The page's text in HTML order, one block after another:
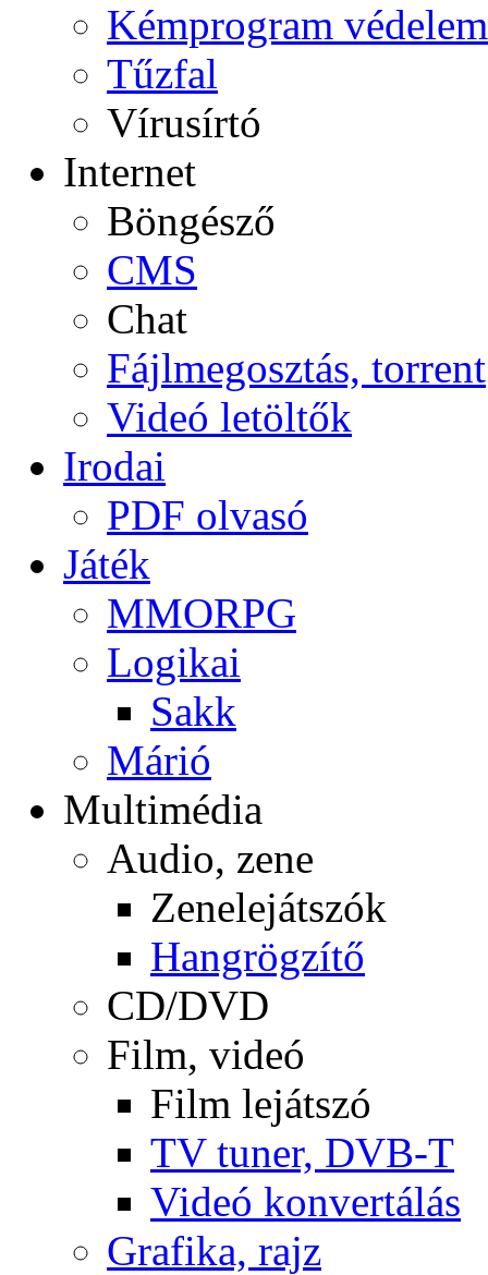
Kémprogram védelem
Tűzfal
Vírusírtó
Internet
Böngésző
CMS
Chat
Fájlmegosztás, torrent
Videó letöltők
Irodai
PDF olvasó
Játék
MMORPG
Logikai
Sakk
Márió
Multimédia
Audio, zene
Zenelejátszók
Hangrögzítő
CD/DVD
Film, videó
Film lejátszó
TV tuner, DVB-T
Videó konvertálás
Grafika, rajz